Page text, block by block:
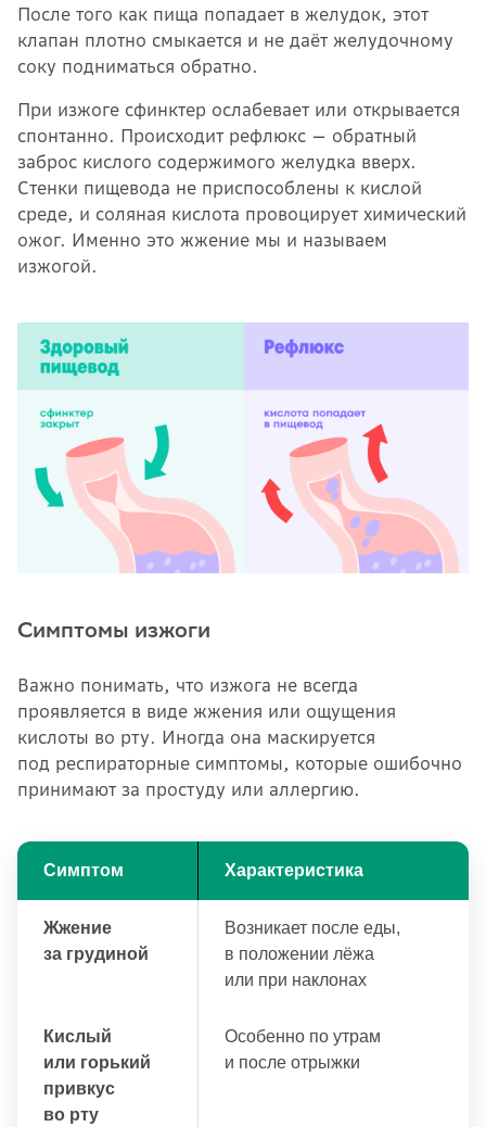
После того как пища попадает в желудок, этот
клапан плотно смыкается и не даёт желудочному
соку подниматься обратно.
При изжоге сфинктер ослабевает или открывается
спонтанно. Происходит рефлюкс — обратный
заброс кислого содержимого желудка вверх.
Стенки пищевода не приспособлены к кислой
среде, и соляная кислота провоцирует химический
ожог. Именно это жжение мы и называем
изжогой.
Симптомы изжоги
Важно понимать, что изжога не всегда
проявляется в виде жжения или ощущения
кислоты во рту. Иногда она маскируется
под респираторные симптомы, которые ошибочно
принимают за простуду или аллергию.
Симптом Характеристика
Жжение
за грудиной
Возникает после еды,
в положении лёжа
или при наклонах
Кислый
или горький
привкус
во рту
Особенно по утрам
и после отрыжки